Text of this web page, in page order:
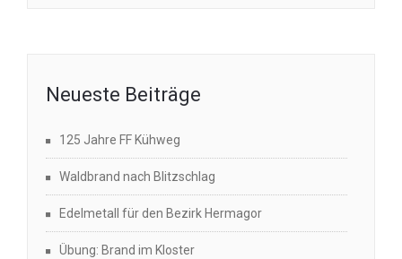
Neueste Beiträge
125 Jahre FF Kühweg
Waldbrand nach Blitzschlag
Edelmetall für den Bezirk Hermagor
Übung: Brand im Kloster